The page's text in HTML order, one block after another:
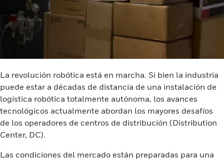
La revolución robótica está en marcha. Si bien la industria
puede estar a décadas de distancia de una instalación de
logística robótica totalmente autónoma, los avances
tecnológicos actualmente abordan los mayores desafíos
de los operadores de centros de distribución (Distribution
Center, DC).
Las condiciones del mercado están preparadas para una